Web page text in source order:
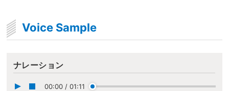
Voice Sample
ナレーション
00:00 / 01:11